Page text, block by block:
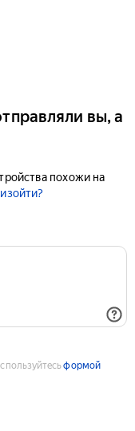
вы, а
похожи на
формой